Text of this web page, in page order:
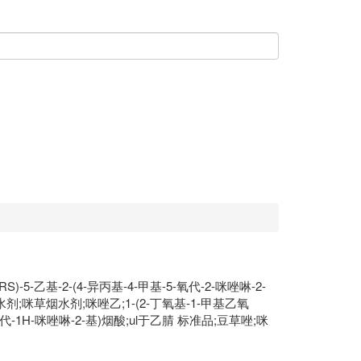
5-乙基-2-(4-异丙基-4-甲基-5-氧代-2-咪唑啉-2-
;咪草烟水剂;咪唑乙;1-(2-丁氧基-1-甲基乙氧
-1H-咪唑啉-2-基)烟酸;ul于乙腈 标准品;豆草唑;咪